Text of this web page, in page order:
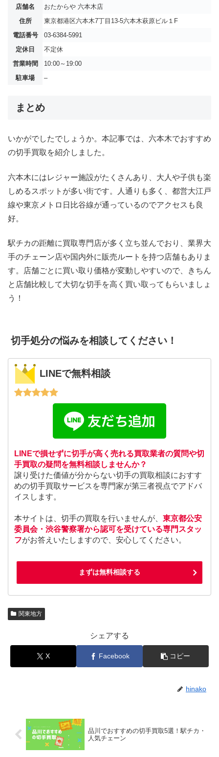
店舗名
おたからや 六本木店
住所
東京都港区六本木7丁目13-5六本木萩原ビル１F
電話番号
03-6384-5991
定休日
不定休
営業時間
10:00～19:00
駐車場
–
まとめ
いかがでしたでしょうか。本記事では、六本木でおすすめ
の切手買取を紹介しました。
六本木にはレジャー施設がたくさんあり、大人や子供も楽
しめるスポットが多い街です。人通りも多く、都営大江戸
線や東京メトロ日比谷線が通っているのでアクセスも良
好。
駅チカの距離に買取専門店が多く立ち並んでおり、業界大
手のチェーン店や国内外に販売ルートを持つ店舗もありま
す。店舗ごとに買い取り価格が変動しやすいので、きちん
と店舗比較して大切な切手を高く買い取ってもらいましょ
う！
切手処分の悩みを相談してください！
LINEで無料相談
LINEで損せずに切手が高く売れる買取業者の質問や切
手買取の疑問を無料相談しませんか？
譲り受けた価値が分からない切手の買取相談におすす
めの切手買取サービスを専門家が第三者視点でアドバ
イスします。
本サイトは、切手の買取を行いませんが、東京都公安
委員会・渋谷警察署から認可を受けている専門スタッ
フがお答えいたしますので、安心してください。
まずは無料相談する
関東地方
シェアする
X Facebook コピー
hinako
品川でおすすめの切手買取5選！駅チカ・
人気チェーン